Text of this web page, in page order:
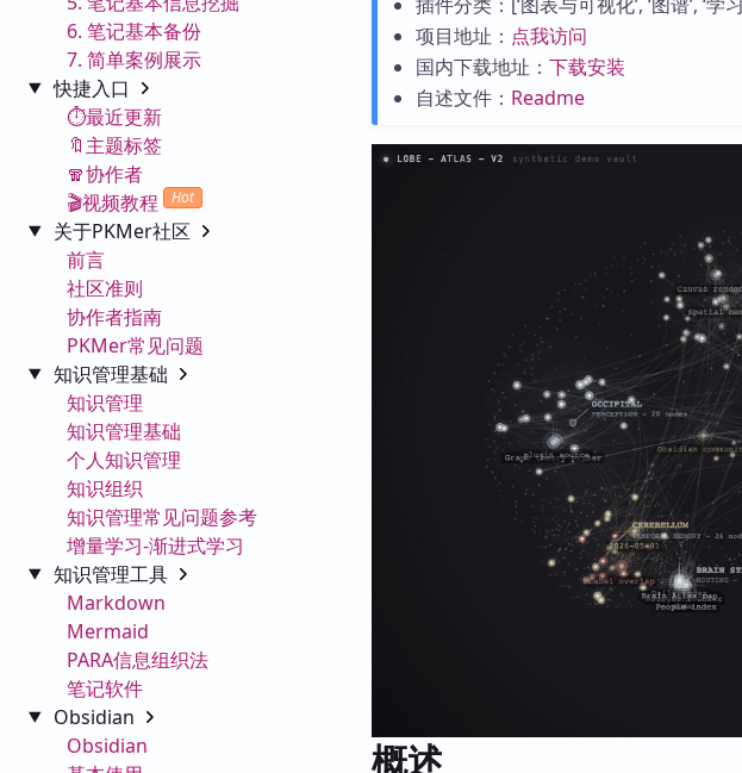
6. 笔记基本备份
7. 简单案例展示
快捷入口
⏱️最近更新
🔖主题标签
🧣协作者
🎬视频教程
Hot
关于PKMer社区
前言
社区准则
协作者指南
PKMer常见问题
知识管理基础
知识管理
知识管理基础
个人知识管理
知识组织
知识管理常见问题参考
增量学习-渐进式学习
知识管理工具
Markdown
Mermaid
PARA信息组织法
笔记软件
Obsidian
Obsidian
项目地址： 点我访问
国内下载地址： 下载安装
自述文件： Readme
概述